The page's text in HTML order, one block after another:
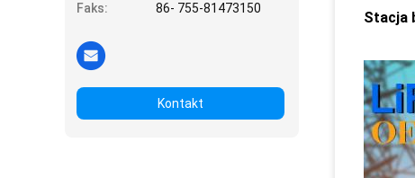
Faks:
86- 755-81473150
Kontakt
Stacja